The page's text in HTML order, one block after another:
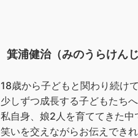
箕浦健治（みのうらけんじ
18歳から子どもと関わり続け
少しずつ成長する子どもたち
私自身、娘2人を育ててきた中
笑いを交えながらお伝えできれ